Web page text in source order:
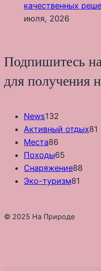
качественных
июля, 2026
Подпишитесь
для получения
News132
Активный отдых81
Места86
Походы65
Снаряжение88
Эко-туризм81
© 2025 На Природе